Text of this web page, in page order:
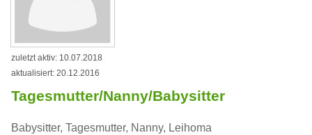
zuletzt aktiv: 10.07.2018
aktualisiert: 20.12.2016
Tagesmutter/Nanny/Babysitter
Babysitter, Tagesmutter, Nanny, Leihoma